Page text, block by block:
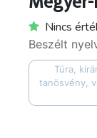
Nincs
Beszélt
Túra,
tanösvény,